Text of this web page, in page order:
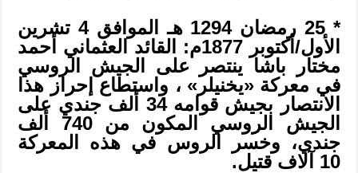
* 25 رمضان 1294 هـ الموافق 4 تشرين
الأول/أكتوبر 1877م: القائد العثماني أحمد
مختار باشا ينتصر على الجيش الروسي
في معركة «يخنيلر» ، واستطاع إحراز هذا
الانتصار بجيش قوامه 34 ألف جندي على
الجيش الروسي المكون من 740 ألف
جندي، وخسر الروس في هذه المعركة
10 آلاف قتيل.